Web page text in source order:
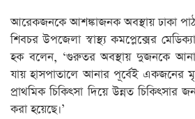
আরেকজনকে আশঙ্কাজনক অবস্থায় ঢাকা
শিবচর উপজেলা স্বাস্থ্য কমপ্লেক্সের
হক বলেন, ‘গুরুতর অবস্থায় দুজনকে আনা
যায় হাসপাতালে আনার পূর্বেই একজনের
প্রাথমিক চিকিৎসা দিয়ে উন্নত চিকিৎসার
করা হয়েছে।’